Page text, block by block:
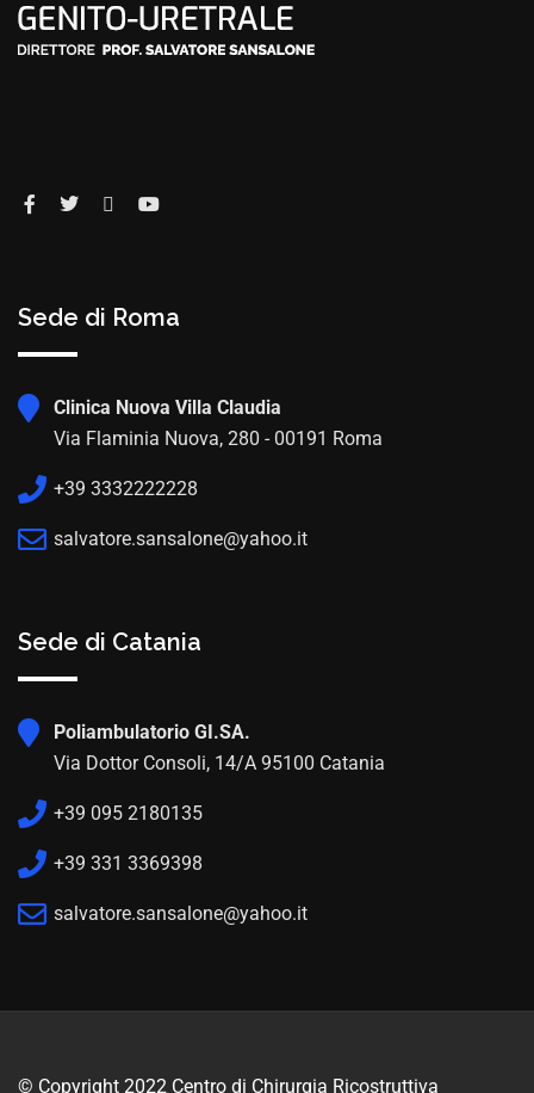
Sede di Roma
Clinica Nuova Villa Claudia
Via Flaminia Nuova, 280 - 00191 Roma
+39 3332222228
salvatore.sansalone@yahoo.it
Sede di Catania
Poliambulatorio GI.SA.
Via Dottor Consoli, 14/A 95100 Catania
+39 095 2180135
+39 331 3369398
salvatore.sansalone@yahoo.it
© Copyright 2022 Centro di Chirurgia Ricostruttiva